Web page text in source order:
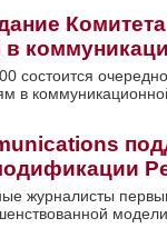
в
состоится
в
журналисты
модели.